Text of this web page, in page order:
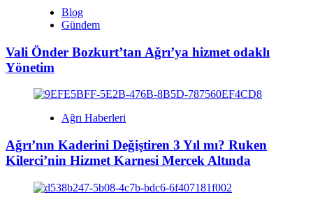
Blog
Gündem
Vali Önder Bozkurt’tan Ağrı’ya hizmet odaklı
Yönetim
Ağrı Haberleri
Ağrı’nın Kaderini Değiştiren 3 Yıl mı? Ruken
Kilerci’nin Hizmet Karnesi Mercek Altında